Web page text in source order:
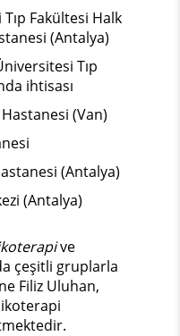
Fakültesi Halk
(Antalya)
Tıp
ihtisası
(Van)
(Antalya)
(Antalya)
ve
çeşitli gruplarla
Filiz Uluhan,